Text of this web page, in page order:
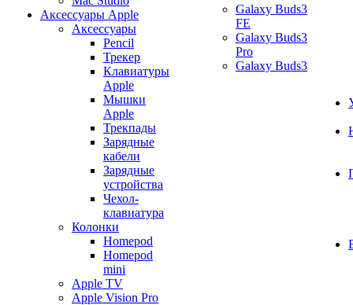
Аксессуары Apple
Аксессуары
Pencil
Трекер
Клавиатуры
Apple
Мышки
Apple
Трекпады
Зарядные
кабели
Зарядные
устройства
Чехол-
клавиатура
Колонки
Homepod
Homepod
mini
Apple TV
Apple Vision Pro
Galaxy Buds3
FE
Galaxy Buds3
Pro
Galaxy Buds3